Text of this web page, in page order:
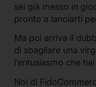
sei già messo in
pronto a lanciarti
Ma poi arriva il
di sbagliare una
l’entusiasmo che
Noi di